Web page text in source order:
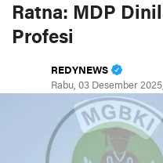
Ratna: MDP
Profesi
REDYNEWS
Rabu, 03 Desember